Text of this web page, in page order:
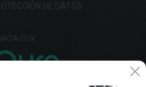
DE DATOS
CON: